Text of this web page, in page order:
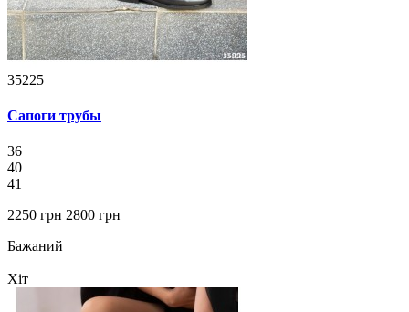
35225
Сапоги трубы
36
40
41
2250 грн 2800 грн
Бажаний
Хіт